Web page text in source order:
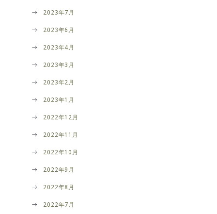
2023年7月
2023年6月
2023年4月
2023年3月
2023年2月
2023年1月
2022年12月
2022年11月
2022年10月
2022年9月
2022年8月
2022年7月